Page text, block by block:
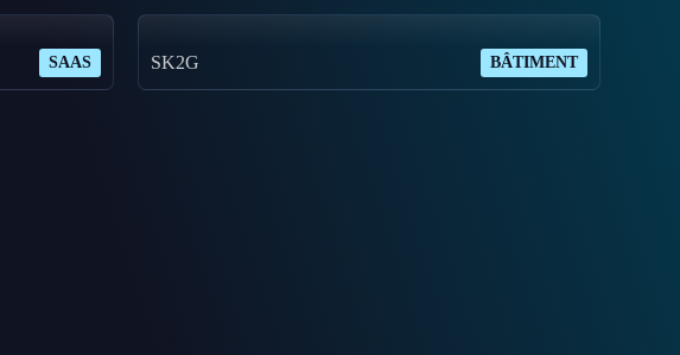
SAAS SK2G BÂTIMENT